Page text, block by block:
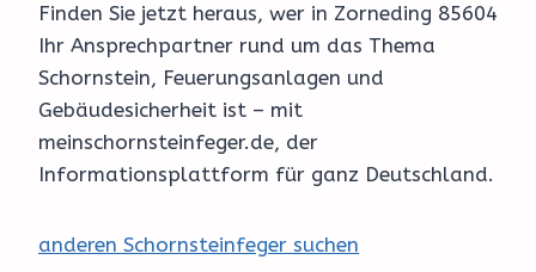
Finden Sie jetzt heraus, wer in Zorneding 85604
Ihr Ansprechpartner rund um das Thema
Schornstein, Feuerungsanlagen und
Gebäudesicherheit ist – mit
meinschornsteinfeger.de, der
Informationsplattform für ganz Deutschland.
anderen Schornsteinfeger suchen